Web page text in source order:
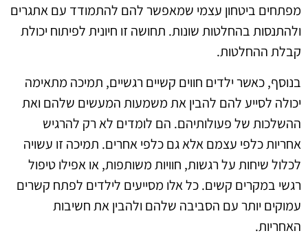
מפתחים ביטחון עצמי שמאפשר להם להתמודד עם אתגרים
ולהתנסות בהחלטות שונות. תחושה זו חיונית לפיתוח יכולת
קבלת ההחלטות.
בנוסף, כאשר ילדים חווים קשיים רגשיים, תמיכה מתאימה
יכולה לסייע להם להבין את משמעות המעשים שלהם ואת
ההשלכות של פעולותיהם. הם לומדים לא רק להרגיש
אחריות כלפי עצמם אלא גם כלפי אחרים. תמיכה זו עשויה
לכלול שיחות על רגשות, חוויות משותפות, או אפילו טיפול
רגשי במקרים קשים. כל אלו מסייעים לילדים לפתח קשרים
עמוקים יותר עם הסביבה שלהם ולהבין את חשיבות
האחריות.